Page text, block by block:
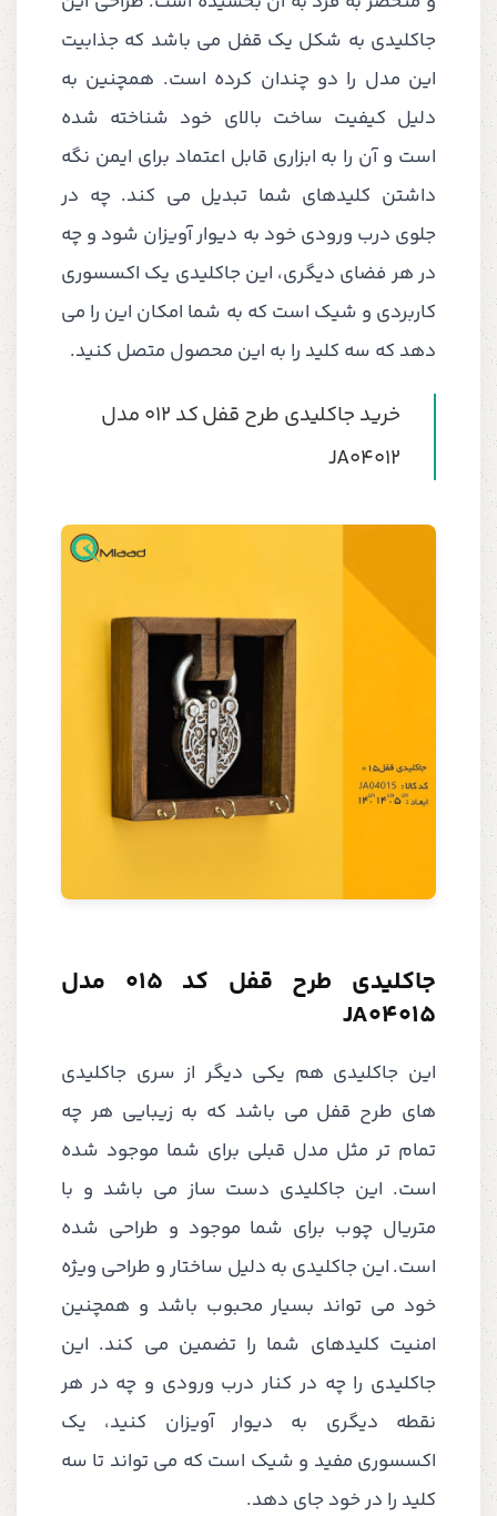
جاکلیدی به شکل یک قفل می باشد که جذابیت
این مدل را دو چندان کرده است. همچنین به
دلیل کیفیت ساخت بالای خود شناخته شده
است و آن را به ابزاری قابل اعتماد برای ایمن نگه
داشتن کلیدهای شما تبدیل می کند. چه در
جلوی درب ورودی خود به دیوار آویزان شود و چه
در هر فضای دیگری، این جاکلیدی یک اکسسوری
کاربردی و شیک است که به شما امکان این را می
دهد که سه کلید را به این محصول متصل کنید.
خرید جاکلیدی طرح قفل کد 012 مدل
JA04012
جاکلیدی طرح قفل کد 015 مدل
JA04015
این جاکلیدی هم یکی دیگر از سری جاکلیدی
های طرح قفل می باشد که به زیبایی هر چه
تمام تر مثل مدل قبلی برای شما موجود شده
است. این جاکلیدی دست ساز می باشد و با
متریال چوب برای شما موجود و طراحی شده
است. این جاکلیدی به دلیل ساختار و طراحی ویژه
خود می تواند بسیار محبوب باشد و همچنین
امنیت کلیدهای شما را تضمین می کند. این
جاکلیدی را چه در کنار درب ورودی و چه در هر
نقطه دیگری به دیوار آویزان کنید، یک
اکسسوری مفید و شیک است که می تواند تا سه
کلید را در خود جای دهد.